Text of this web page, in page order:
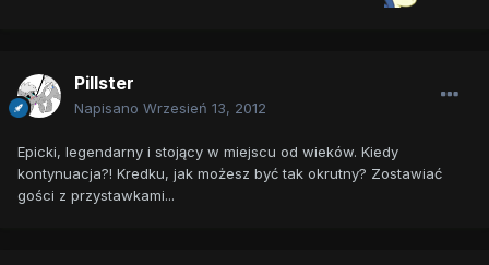
Pillster
Napisano Wrzesień 13, 2012
Epicki, legendarny i stojący w miejscu od wieków. Kiedy
kontynuacja?! Kredku, jak możesz być tak okrutny? Zostawiać
gości z przystawkami...